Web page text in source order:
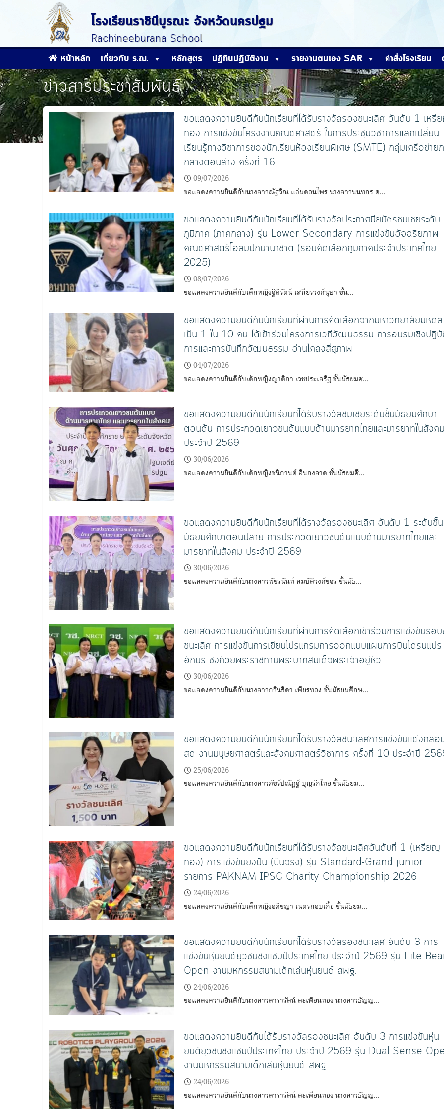
โรงเรียนราชินีบูรณะ จังหวัดนครปฐม
Rachineeburana School
หน้าหลัก
เกี่ยวกับ ร.ณ. หลักสูตร ปฏิทินปฏิบัติงาน รายงานตนเอง SAR คำสั่งโรงเรียน
ข่าวสารประชาสัมพันธ์
ขอแสดงความยินดีกับนักเรียนที่ได้รับรางวัลรองชนะเลิศ อันดับ 1 เหรี
ทอง การแข่งขันโครงงานคณิตศาสตร์ ในการประชุมวิชาการแลกเปลี่ยน
เรียนรู้ทางวิชาการของนักเรียนห้องเรียนพิเศษ (SMTE) กลุ่มเครือข่าย
กลางตอนล่าง ครั้งที่ 16
09/07/2026
ขอแสดงความยินดีกับนางสาวณัฐวิณ แจ่มดอนไพร นางสาวนนทกร ด…
ขอแสดงความยินดีกับนักเรียนที่ได้รับรางวัลประกาศนียบัตรชมเชยระดับ
ภูมิภาค (ภาคกลาง) รุ่น Lower Secondary การแข่งขันอัจฉริยภาพ
คณิตศาสตร์โอลิมปิกนานาชาติ (รอบคัดเลือกภูมิภาคประจําประเทศไทย
2025)
08/07/2026
ขอแสดงความยินดีกับเด็กหญิงฐิติรัตน์ เสถียรวงศ์นุษา ชั้น…
ขอแสดงความยินดีกับนักเรียนที่ผ่านการคัดเลือกจากมหาวิทยาลัยมหิดล
เป็น 1 ใน 10 คน ได้เข้าร่วมโครงการเวทีวัฒนธรรม การอบรมเชิงปฏิ
การและการบันทึกวัฒนธรรม อ่านโคลงสี่สุภาพ
04/07/2026
ขอแสดงความยินดีกับเด็กหญิงญาติกา เวชประเสริฐ ชั้นมัธยมศ…
ขอแสดงความยินดีกับนักเรียนที่ได้รับรางวัลชมเชยระดับชั้นมัธยมศึกษา
ตอนต้น การประกวดเยาวชนต้นแบบด้านมารยาทไทยและมารยาทในสังคม
ประจําปี 2569
30/06/2026
ขอแสดงความยินดีกับเด็กหญิงชนิกานต์ อินกงลาด ชั้นมัธยมศึ…
ขอแสดงความยินดีกับนักเรียนที่ได้รางวัลรองชนะเลิศ อันดับ 1 ระดับชั้น
มัธยมศึกษาตอนปลาย การประกวดเยาวชนต้นแบบด้านมารยาทไทยและ
มารยาทในสังคม ประจําปี 2569
30/06/2026
ขอแสดงความยินดีกับนางสาวพัชรนันท์ สมบัติวงศ์ขจร ชั้นมัธ…
ขอแสดงความยินดีกับนักเรียนที่ผ่านการคัดเลือกเข้าร่วมการแข่งขันรอ
ชนะเลิศ การแข่งขันการเขียนโปรแกรมการออกแบบแผนการบินโดรนแปร
อักษร ชิงถ้วยพระราชทานพระบาทสมเด็จพระเจ้าอยู่หัว
30/06/2026
ขอแสดงความยินดีกับนางสาวกวินธิดา เพียรทอง ชั้นมัธยมศึกษ…
ขอแสดงความยินดีกับนักเรียนที่ได้รับรางวัลชนะเลิศการแข่งขันแต่งกลอ
สด งานมนุษยศาสตร์และสังคมศาสตร์วิชาการ ครั้งที่ 10 ประจําปี
25/06/2026
ขอแสดงความยินดีกับนางสาวภัชร์ปณัฏฐ์ บุญรักไทย ชั้นมัธยม…
ขอแสดงความยินดีกับนักเรียนที่ได้รับรางวัลชนะเลิศอันดับที่ 1 (เหรียญ
ทอง) การแข่งขันยิงปืน (ปืนจริง) รุ่น Standard-Grand junior
รายการ PAKNAM IPSC Charity Championship 2026
24/06/2026
ขอแสดงความยินดีกับเด็กหญิงอภิชญา เนตรกอบเกื้อ ชั้นมัธยม…
ขอแสดงความยินดีกับนักเรียนที่ได้รับรางวัลรองชนะเลิศ อันดับ 3 การ
แข่งขันหุ่นยนต์ยุวชนชิงแชมป์ประเทศไทย ประจําปี 2569 รุ่น Lite
Open งานมหกรรมสนามเด็กเล่นหุ่นยนต์ สพฐ.
24/06/2026
ขอแสดงความยินดีกับนางสาวดารารัตน์ ตะเพียนทอง นางสาวธัญญ…
ขอแสดงความยินดีกับได้รับรางวัลรองชนะเลิศ อันดับ 3 การแข่งขันหุ่น
ยนต์ยุวชนชิงแชมป์ประเทศไทย ประจําปี 2569 รุ่น Dual Sense
งานมหกรรมสนามเด็กเล่นหุ่นยนต์ สพฐ.
24/06/2026
ขอแสดงความยินดีกับนางสาวดารารัตน์ ตะเพียนทอง นางสาวธัญญ…